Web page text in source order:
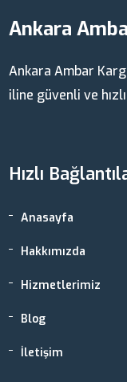
Ankara
Ankara Ambar
iline güvenli ve
Hızlı
Anasayfa
Hakkımızda
Hizmetlerimiz
Blog
İletişim